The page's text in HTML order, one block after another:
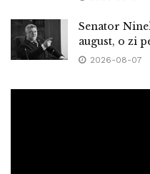
Senator
august, o zi
2026-08-07